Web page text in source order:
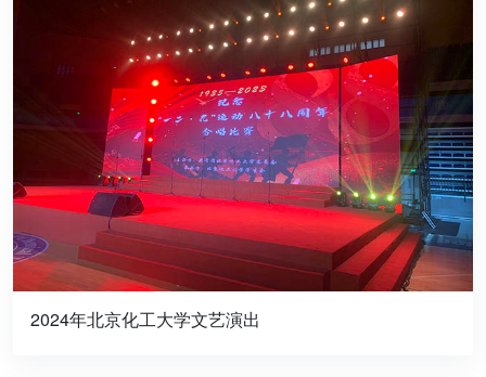
2024年北京化工大学文艺演出